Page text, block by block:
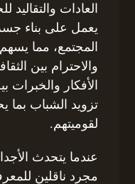
العادات والتقاليد
يعمل على بناء
المجتمع، مما
والاحترام بين
الأفكار والخبرات
تزويد الشباب بما
لقوميتهم.
عندما يتحدث
مجرد ناقلين